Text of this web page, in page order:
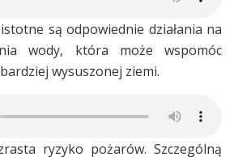
są odpowiednie działania na
wody, która może wspomóc
wysuszonej ziemi.
ryzyko pożarów. Szczególną